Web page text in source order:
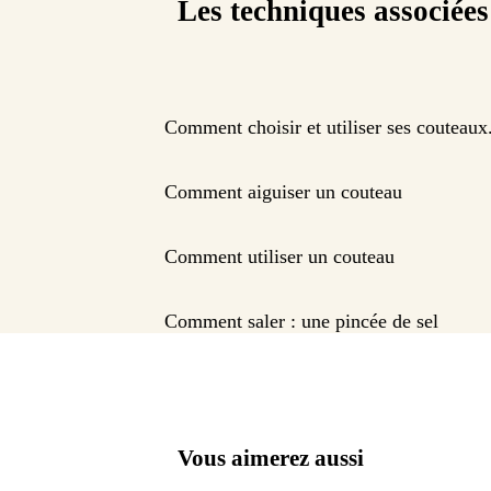
Les techniques associées
Comment choisir et utiliser ses
Comment aiguiser un couteau
Comment utiliser un couteau
Comment saler : une pincée de sel
Vous aimerez aussi